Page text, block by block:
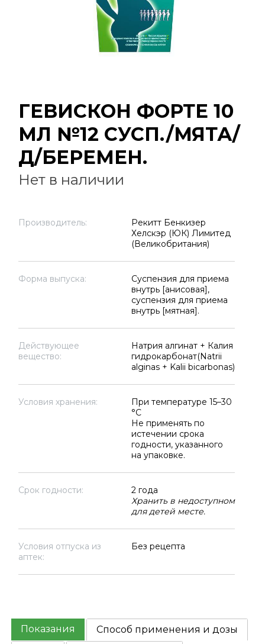
ГЕВИСКОН ФОРТЕ 10
МЛ №12 СУСП./МЯТА/
Д/БЕРЕМЕН.
Нет в наличии
Производитель:
Рекитт Бенкизер
Хелскэр (ЮК) Лимитед
(Великобритания)
Форма выпуска:
Суспензия для приема
внутрь [анисовая],
суспензия для приема
внутрь [мятная].
Действующее
вещество:
Натрия алгинат + Калия
гидрокарбонат(Natrii
alginas + Kalii bicarbonas)
Условия хранения:
При температуре 15–30
°C
Не применять по
истечении срока
годности, указанного
на упаковке.
Срок годности:
2 года
Хранить в недоступном
для детей месте.
Условия отпуска из
аптек:
Без рецепта
Показания
Способ применения и дозы